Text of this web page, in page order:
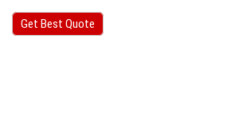
Get Best Quote